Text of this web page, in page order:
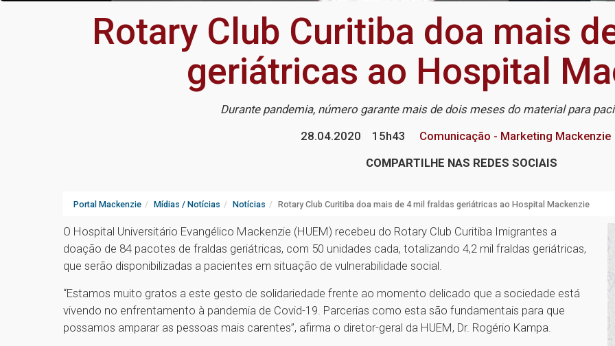
Rotary Club Curitiba doa mais
geriátricas ao Hospital
Durante pandemia, número garante mais de dois meses do material para
28.04.2020
15h43
Comunicação - Marketing Mackenzie
COMPARTILHE NAS REDES SOCIAIS
Portal Mackenzie Mídias / Notícias Notícias Rotary Club Curitiba doa mais de 4 mil fraldas geriátricas ao Hospital Mackenzie
O Hospital Universitário Evangélico Mackenzie (HUEM) recebeu do Rotary Club Curitiba Imigrantes a
doação de 84 pacotes de fraldas geriátricas, com 50 unidades cada, totalizando 4,2 mil fraldas geriátricas,
que serão disponibilizadas a pacientes em situação de vulnerabilidade social.
“Estamos muito gratos a este gesto de solidariedade frente ao momento delicado que a sociedade está
vivendo no enfrentamento à pandemia de Covid-19. Parcerias como esta são fundamentais para que
possamos amparar as pessoas mais carentes”, afirma o diretor-geral da HUEM, Dr. Rogério Kampa.